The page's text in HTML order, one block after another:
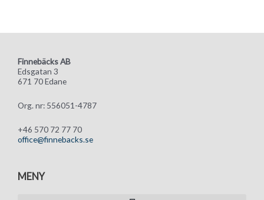
Finnebäcks AB
Edsgatan 3
671 70 Edane
Org. nr: 556051-4787
+46 570 72 77 70
office@finnebacks.se
MENY